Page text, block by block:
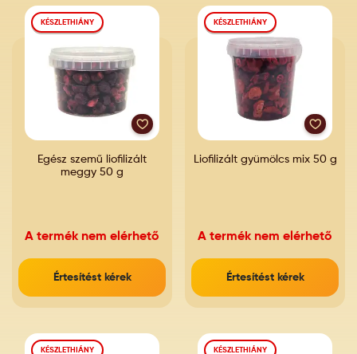
KÉSZLETHIÁNY
Egész szemű liofilizált
meggy 50 g
A termék nem elérhető
Értesítést kérek
KÉSZLETHIÁNY
Liofilizált gyümölcs mix 50 g
A termék nem elérhető
Értesítést kérek
KÉSZLETHIÁNY KÉSZLETHIÁNY